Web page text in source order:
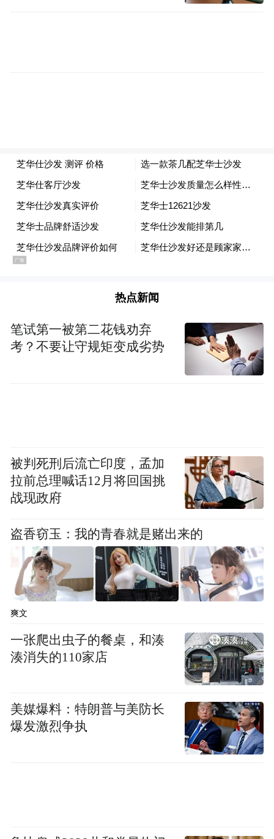
别假币。同学们纷纷举起纸币对照光线仔细
“需要”与“想要”，并简要介绍了基金定投、
复利效应等基础概念，帮助大家迈出理财第
一步。
最受关注的当属“识别电信网络诈骗”板块。
针对中学生群体频发的刷单返利、游戏交
易、冒充熟人借钱等骗局，宣讲人员通过真
实案例拆解和反诈短剧还原，提炼出“不轻
信、不转账、不透露验证码”的“三不”防线，
并邀请同学上台进行情景模拟，现场笑声与
掌声不断。
互动环节将气氛推向高潮。在“金融知识快问
特征、理财原则及反诈技巧踊跃抢答，最终
十位同学凭借扎实的学习成果荣获“优秀小小
热点新闻
笔试第一被第二花钱劝弃
考？不要让守规矩变成劣势
被判死刑后流亡印度，孟加
拉前总理喊话12月将回国挑
战现政府
盗香窃玉：我的青春就是赌出来的
爽文
一张爬出虫子的餐桌，和湊
湊消失的110家店
美媒爆料：特朗普与美防长
爆发激烈争执